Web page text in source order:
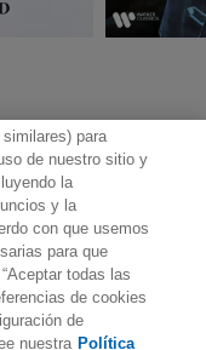
Términos de Uso
Política de cookies
para
de nuestro sitio y
la
y la
con que usemos
para que
todas las
de cookies
de
nuestra Política